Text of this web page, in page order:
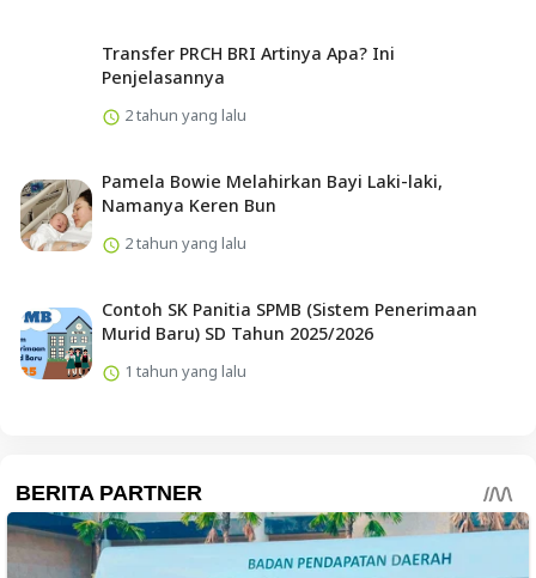
Transfer PRCH BRI Artinya Apa? Ini
Penjelasannya
2 tahun yang lalu
Pamela Bowie Melahirkan Bayi Laki-laki,
Namanya Keren Bun
2 tahun yang lalu
Contoh SK Panitia SPMB (Sistem Penerimaan
Murid Baru) SD Tahun 2025/2026
1 tahun yang lalu